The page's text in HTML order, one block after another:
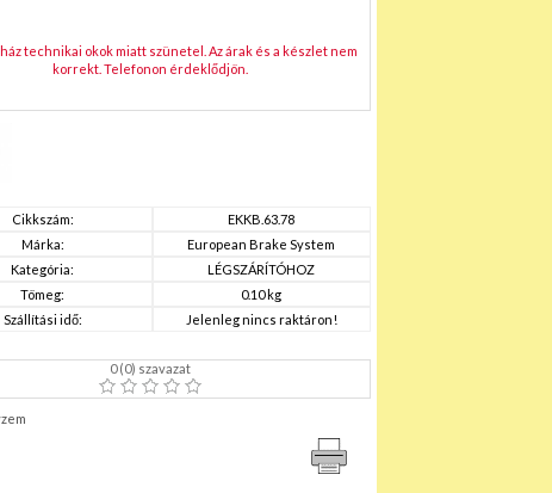
technikai okok miatt szünetel. Az árak és a készlet nem
korrekt. Telefonon érdeklődjön.
Cikkszám:
EKKB.63.78
Márka:
European Brake System
Kategória:
LÉGSZÁRÍTÓHOZ
Tömeg:
0.10 kg
Szállítási idő:
Jelenleg nincs raktáron!
0(0) szavazat